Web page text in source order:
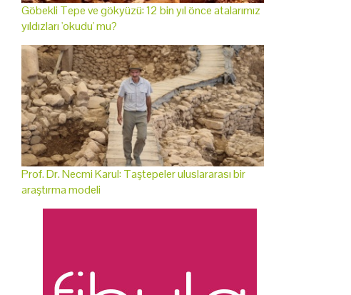
Göbekli Tepe ve gökyüzü: 12 bin yıl önce atalarımız
yıldızları 'okudu' mu?
Prof. Dr. Necmi Karul: Taştepeler uluslararası bir
araştırma modeli